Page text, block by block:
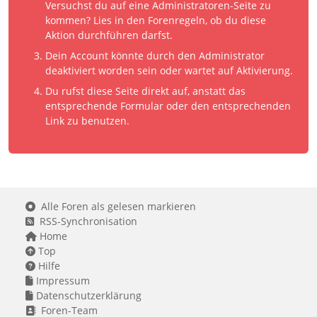
Versuchst du auf eine Administratoren-Seite zu
kommen? Lies in den Forenregeln, ob du diese
Aktion durchführen darfst.
Dein Account könnte durch den Administrator
deaktiviert worden sein oder wartet auf Aktivierung.
Du rufst diese Seite direkt auf, anstatt das
entsprechende Formular oder den entsprechenden
Link zu benutzen.
Alle Foren als gelesen markieren
RSS-Synchronisation
Home
Top
Hilfe
Impressum
Datenschutzerklärung
Foren-Team